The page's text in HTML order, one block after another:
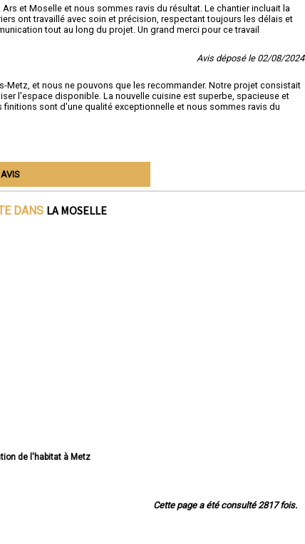
et Moselle et nous sommes ravis du résultat. Le chantier incluait la
ont travaillé avec soin et précision, respectant toujours les délais et
tout au long du projet. Un grand merci pour ce travail
Avis déposé le 02/08/2024
et nous ne pouvons que les recommander. Notre projet consistait
l'espace disponible. La nouvelle cuisine est superbe, spacieuse et
sont d'une qualité exceptionnelle et nous sommes ravis du
DANS LA MOSELLE
de l'habitat à Metz
de l'habitat à Forbach
Cette page a été consulté 2817 fois.